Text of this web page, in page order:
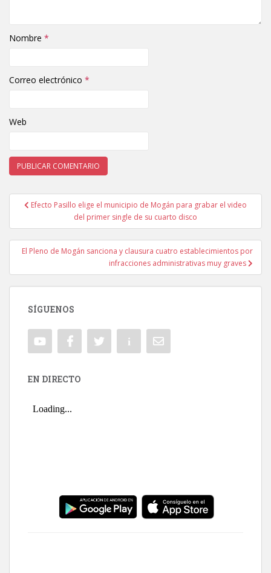
Nombre *
Correo electrónico *
Web
Navegación de entradas
Efecto Pasillo elige el municipio de Mogán para grabar el video
del primer single de su cuarto disco
El Pleno de Mogán sanciona y clausura cuatro establecimientos por
infracciones administrativas muy graves
SÍGUENOS
EN DIRECTO